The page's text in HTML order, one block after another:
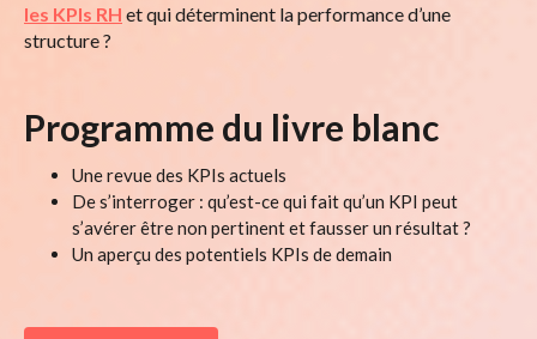
les KPIs RH et qui déterminent la performance d’une
structure ?
Programme du livre blanc
Une revue des KPIs actuels
De s’interroger : qu’est-ce qui fait qu’un KPI peut
s’avérer être non pertinent et fausser un résultat ?
Un aperçu des potentiels KPIs de demain